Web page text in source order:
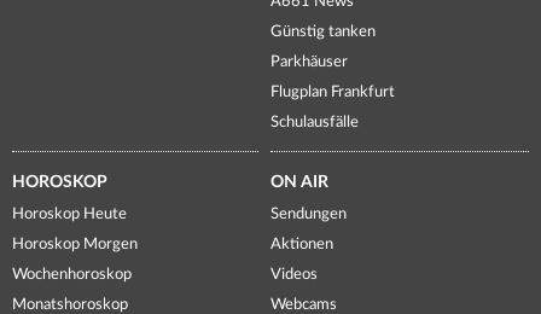
Günstig tanken
Parkhäuser
Flugplan Frankfurt
Schulausfälle
HOROSKOP
Horoskop Heute
Horoskop Morgen
Wochenhoroskop
Monatshoroskop
ON AIR
Sendungen
Aktionen
Videos
Webcams